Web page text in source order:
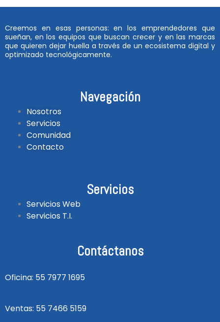
Creemos en esas personas: en los emprendedores que
sueñan, en los equipos que buscan crecer y en las marcas
que quieren dejar huella a través de un ecosistema digital y
optimizado tecnológicamente.
Navegación
Nosotros
Servicios
Comunidad
Contacto
Servicios
Servicios Web
Servicios T.I.
Contáctanos
Oficina: 55 7977 1695
Ventas: 55 7466 5159